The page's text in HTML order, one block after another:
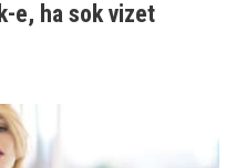
e, ha sok vizet